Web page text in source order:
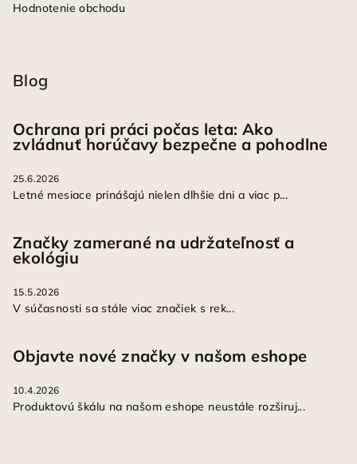
Hodnotenie obchodu
Blog
Ochrana pri práci počas leta: Ako
zvládnuť horúčavy bezpečne a pohodlne
25.6.2026
Letné mesiace prinášajú nielen dlhšie dni a viac p...
Značky zamerané na udržateľnosť a
ekológiu
15.5.2026
V súčasnosti sa stále viac značiek s rek...
Objavte nové značky v našom eshope
10.4.2026
Produktovú škálu na našom eshope neustále rozširuj...